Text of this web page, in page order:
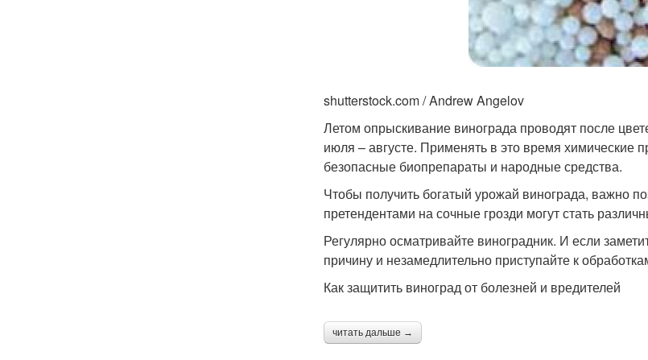
shutterstock.com / Andrew Angelov
Летом опрыскивание винограда проводят после
июля – августе. Применять в это время химические
безопасные биопрепараты и народные средства.
Чтобы получить богатый урожай винограда, важно
претендентами на сочные грозди могут стать
Регулярно осматривайте виноградник. И если
причину и незамедлительно приступайте к
Как защитить виноград от болезней и вредителей
читать дальше →